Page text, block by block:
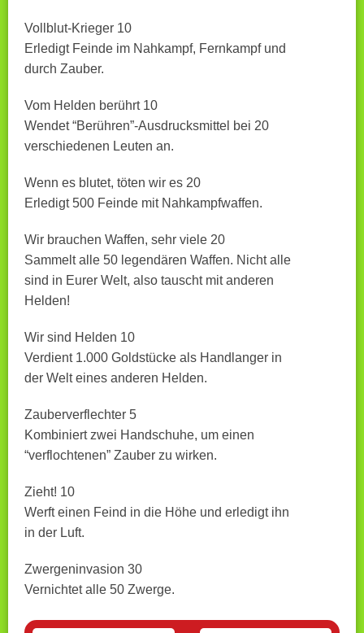
Vollblut-Krieger 10
Erledigt Feinde im Nahkampf, Fernkampf und
durch Zauber.
Vom Helden berührt 10
Wendet “Berühren”-Ausdrucksmittel bei 20
verschiedenen Leuten an.
Wenn es blutet, töten wir es 20
Erledigt 500 Feinde mit Nahkampfwaffen.
Wir brauchen Waffen, sehr viele 20
Sammelt alle 50 legendären Waffen. Nicht alle
sind in Eurer Welt, also tauscht mit anderen
Helden!
Wir sind Helden 10
Verdient 1.000 Goldstücke als Handlanger in
der Welt eines anderen Helden.
Zauberverflechter 5
Kombiniert zwei Handschuhe, um einen
“verflochtenen” Zauber zu wirken.
Zieht! 10
Werft einen Feind in die Höhe und erledigt ihn
in der Luft.
Zwergeninvasion 30
Vernichtet alle 50 Zwerge.